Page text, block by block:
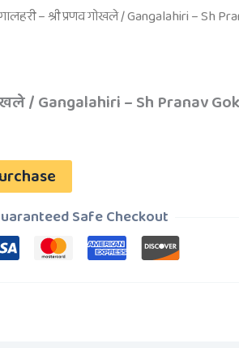
– श्री प्रणव गोखले / Gangalahiri – Sh
/ Gangalahiri – Sh Pranav
Safe Checkout